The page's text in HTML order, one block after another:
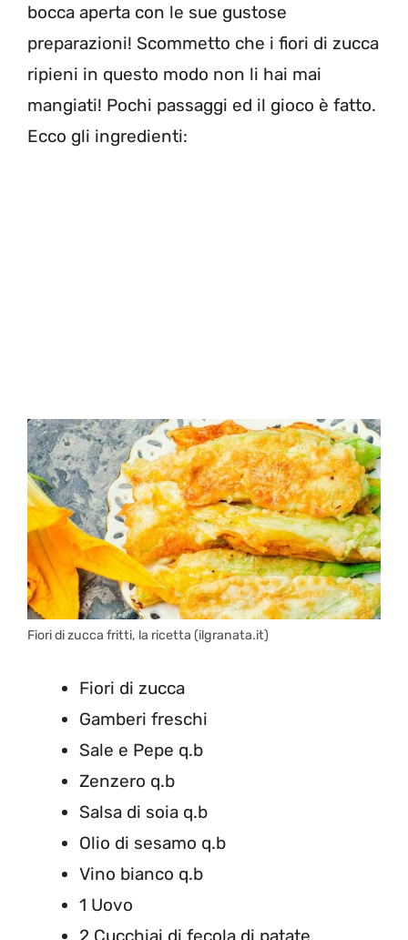
bocca aperta con le sue gustose
preparazioni! Scommetto che i fiori di zucca
ripieni in questo modo non li hai mai
mangiati! Pochi passaggi ed il gioco è fatto.
Ecco gli ingredienti:
Fiori di zucca fritti, la ricetta (ilgranata.it)
Fiori di zucca
Gamberi freschi
Sale e Pepe q.b
Zenzero q.b
Salsa di soia q.b
Olio di sesamo q.b
Vino bianco q.b
1 Uovo